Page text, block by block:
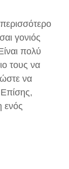
γονιός
πολύ
τους να
να
ενός